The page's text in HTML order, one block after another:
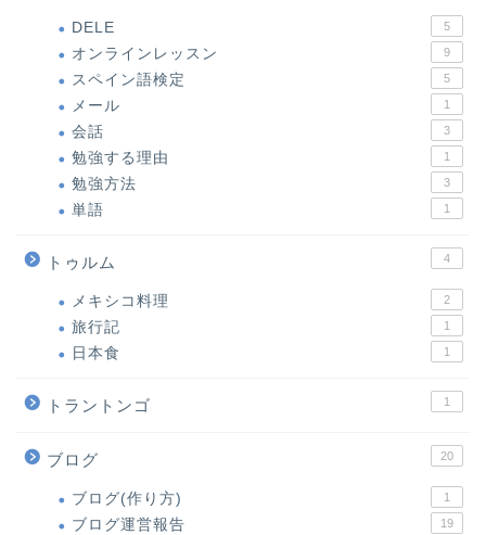
DELE 5
オンラインレッスン 9
スペイン語検定 5
メール 1
会話 3
勉強する理由 1
勉強方法 3
単語 1
トゥルム 4
メキシコ料理 2
旅行記 1
日本食 1
トラントンゴ 1
ブログ 20
ブログ(作り方) 1
ブログ運営報告 19